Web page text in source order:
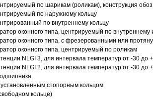
по шарикам (роликам), конструкция
по наружному кольцу
по внутреннему кольцу
оконного типа, центрируемый по внутреннему
оконного типа, с фрезерованными или
оконного типа, центрируемый по роликам
NLGI 3, для интервала температур от -30 до
NLGI 2, для интервала температур от -30 до
стопорным кольцом
кольце)